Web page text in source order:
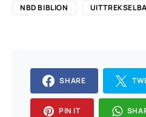
NBD BIBLION
SHARE
PIN IT